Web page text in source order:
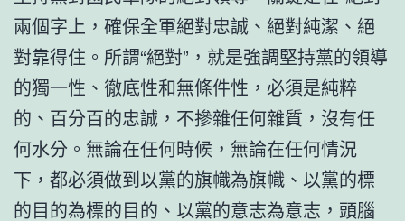
兩個字上，確保全軍絕對忠誠、絕對純潔、絕
對靠得住。所謂“絕對”，就是強調堅持黨的領導
的獨一性、徹底性和無條件性，必須是純粹
的、百分百的忠誠，不摻雜任何雜質，沒有任
何水分。無論在任何時候，無論在任何情況
下，都必須做到以黨的旗幟為旗幟、以黨的標
的目的為標的目的、以黨的意志為意志，頭腦